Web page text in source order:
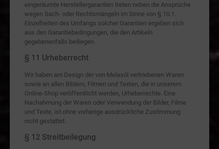
eingeräumte Herstellergarantien treten neben die Ansprüche
wegen Sach- oder Rechtsmängeln im Sinne von § 10.1.
Einzelheiten des Umfangs solcher Garantien ergeben sich
aus den Garantiebedingungen, die den Artikeln
gegebenenfalls beiliegen.
§ 11 Urheberrecht
Wir haben am Design der von Melasól vertriebenen Waren
sowie an allen Bildern, Filmen und Texten, die in unserem
Online-Shop veröffentlicht werden, Urheberrechte. Eine
Nachahmung der Waren oder Verwendung der Bilder, Filme
und Texte, ist ohne vorherige ausdrückliche Zustimmung
nicht gestattet.
§ 12 Streitbeilegung